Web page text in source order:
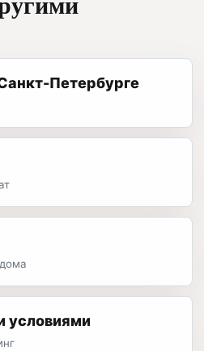
Петербурге
условиями